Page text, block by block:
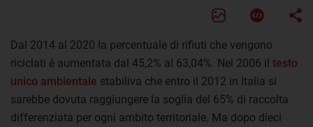
Dal 2014 al 2020 la percentuale di rifiuti che vengono
riciclati è aumentata dal 45,2% al 63,04%. Nel 2006 il testo
unico ambientale stabiliva che entro il 2012 in Italia si
sarebbe dovuta raggiungere la soglia del 65% di raccolta
differenziata per ogni ambito territoriale. Ma dopo dieci